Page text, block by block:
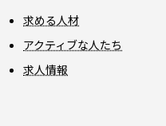
求める人材
アクティブな人たち
求人情報